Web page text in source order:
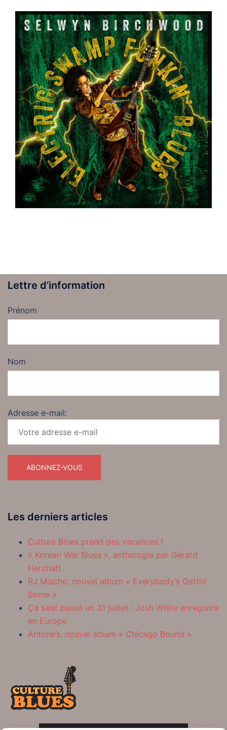
Lettre d’information
Prénom
Nom
Adresse e-mail:
Les derniers articles
Culture Blues prend des vacances !
« Korean War Blues », anthologie par Gérard
Herzhaft
RJ Mischo, nouvel album « Everybody’s Gettin’
Some »
Ça s’est passé un 31 juillet : Josh White enregistre
en Europe
Antone’s, nouvel album « Chicago Bound »